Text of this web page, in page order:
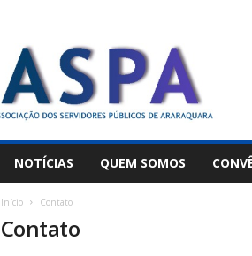
NOTÍCIAS QUEM SOMOS
Início Contato
Contato